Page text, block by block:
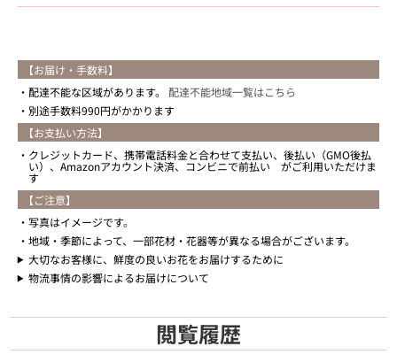
【お届け・手数料】
配達不能な区域があります。 配達不能地域一覧はこちら
別途手数料990円がかかります
【お支払い方法】
クレジットカード、携帯電話料金と合わせて支払い、後払い（GMO後払
い）、Amazonアカウント決済、コンビニで前払い がご利用いただけま
す
【ご注意】
写真はイメージです。
地域・季節によって、一部花材・花器等が異なる場合がございます。
大切なお客様に、鮮度の良いお花をお届けするために
物流事情の影響によるお届けについて
閲覧履歴